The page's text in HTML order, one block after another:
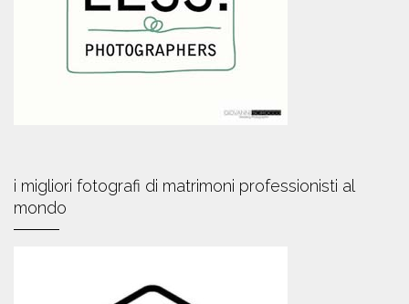
i migliori fotografi di matrimoni professionisti al
mondo